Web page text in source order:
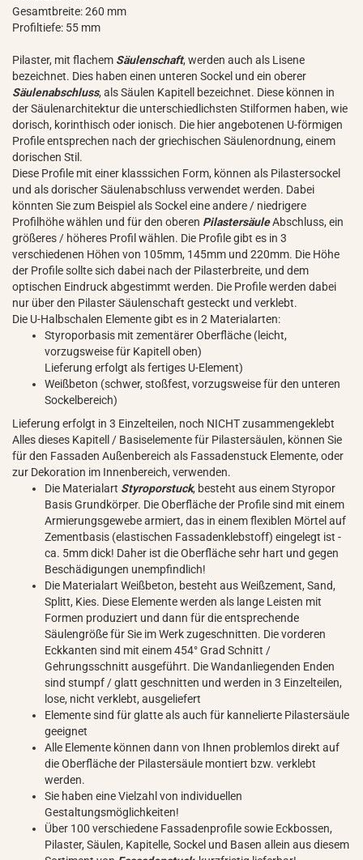
Gesamtbreite: 260 mm
Profiltiefe: 55 mm
Pilaster, mit flachem Säulenschaft, werden auch als Lisene
bezeichnet. Dies haben einen unteren Sockel und ein oberer
Säulenabschluss, als Säulen Kapitell bezeichnet. Diese können in
der Säulenarchitektur die unterschiedlichsten Stilformen haben, wie
dorisch, korinthisch oder ionisch. Die hier angebotenen U-förmigen
Profile entsprechen nach der griechischen Säulenordnung, einem
dorischen Stil.
Diese Profile mit einer klasssichen Form, können als Pilastersockel
und als dorischer Säulenabschluss verwendet werden. Dabei
könnten Sie zum Beispiel als Sockel eine andere / niedrigere
Profilhöhe wählen und für den oberen PilastersäuleAbschluss, ein
größeres / höheres Profil wählen. Die Profile gibt es in 3
verschiedenen Höhen von 105mm, 145mm und 220mm. Die Höhe
der Profile sollte sich dabei nach der Pilasterbreite, und dem
optischen Eindruck abgestimmt werden. Die Profile werden dabei
nur über den Pilaster Säulenschaft gesteckt und verklebt.
Die U-Halbschalen Elemente gibt es in 2 Materialarten:
Styroporbasis mit zementärer Oberfläche (leicht,
vorzugsweise für Kapitell oben)
Lieferung erfolgt als fertiges U-Element)
Weißbeton (schwer, stoßfest, vorzugsweise für den unteren
Sockelbereich)
Lieferung erfolgt in 3 Einzelteilen, noch NICHT zusammengeklebt
Alles dieses Kapitell / Basiselemente für Pilastersäulen, können Sie
für den Fassaden Außenbereich als Fassadenstuck Elemente, oder
zur Dekoration im Innenbereich, verwenden.
Die Materialart Styroporstuck, besteht aus einem Styropor
Basis Grundkörper. Die Oberfläche der Profile sind mit einem
Armierungsgewebe armiert, das in einem flexiblen Mörtel auf
Zementbasis (elastischen Fassadenklebstoff) eingelegt ist -
ca. 5mm dick! Daher ist die Oberfläche sehr hart und gegen
Beschädigungen unempfindlich!
Die Materialart Weißbeton, besteht aus Weißzement, Sand,
Splitt, Kies. Diese Elemente werden als lange Leisten mit
Formen produziert und dann für die entsprechende
Säulengröße für Sie im Werk zugeschnitten. Die vorderen
Eckkanten sind mit einem 454° Grad Schnitt /
Gehrungsschnitt ausgeführt. Die Wandanliegenden Enden
sind stumpf / glatt geschnitten und werden in 3 Einzelteilen,
lose, nicht verklebt, ausgeliefert
Elemente sind für glatte als auch für kannelierte Pilastersäule
geeignet
Alle Elemente können dann von Ihnen problemlos direkt auf
die Oberfläche der Pilastersäule montiert bzw. verklebt
werden.
Sie haben eine Vielzahl von individuellen
Gestaltungsmöglichkeiten!
Über 100 verschiedene Fassadenprofile sowie Eckbossen,
Pilaster, Säulen, Kapitelle, Sockel und Basen allein aus diesem